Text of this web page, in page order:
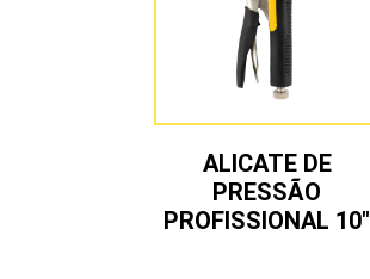
ALICATE DE
PRESSÃO
PROFISSIONAL 10″